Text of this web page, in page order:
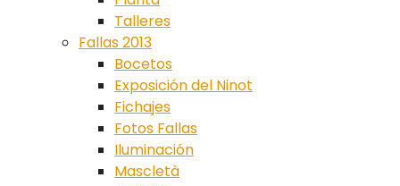
Talleres
Fallas 2013
Bocetos
Exposición del Ninot
Fichajes
Fotos Fallas
Iluminación
Mascletà